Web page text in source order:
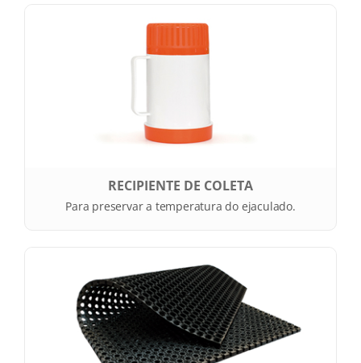
RECIPIENTE DE COLETA
Para preservar a temperatura do ejaculado.